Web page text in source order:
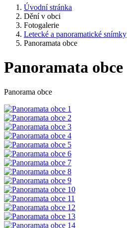
Úvodní stránka
Dění v obci
Fotogalerie
Letecké a panoramatické snímky
Panoramata obce
Panoramata obce
Panorama obce